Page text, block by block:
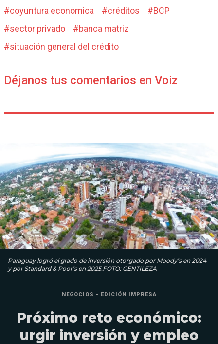
#coyuntura económica #créditos #BCP
#sector privado #banca matriz
#situación general del crédito
Déjanos tus comentarios en Voiz
Paraguay logró el grado de inversión otorgado por Moody’s en 2024
y por Standard & Poor’s en 2025.FOTO: GENTILEZA
NEGOCIOS - EDICIÓN IMPRESA
Próximo reto económico:
urgir inversión y empleo